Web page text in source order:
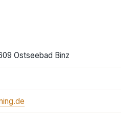
Ostseebad Binz